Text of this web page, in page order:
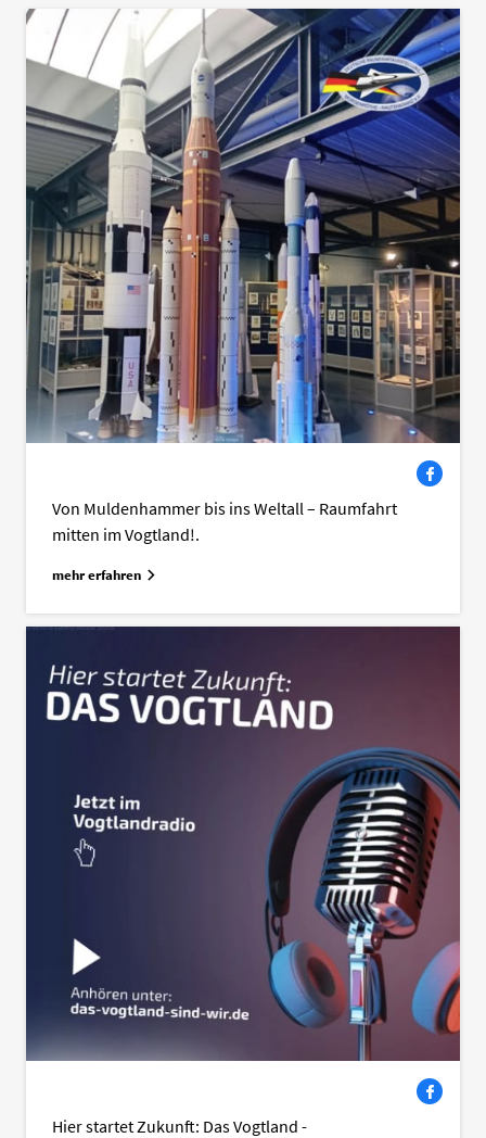
Facebook
Von Muldenhammer bis ins Weltall – Raumfahrt
mitten im Vogtland!.
mehr erfahren
Facebook
Hier startet Zukunft: Das Vogtland -